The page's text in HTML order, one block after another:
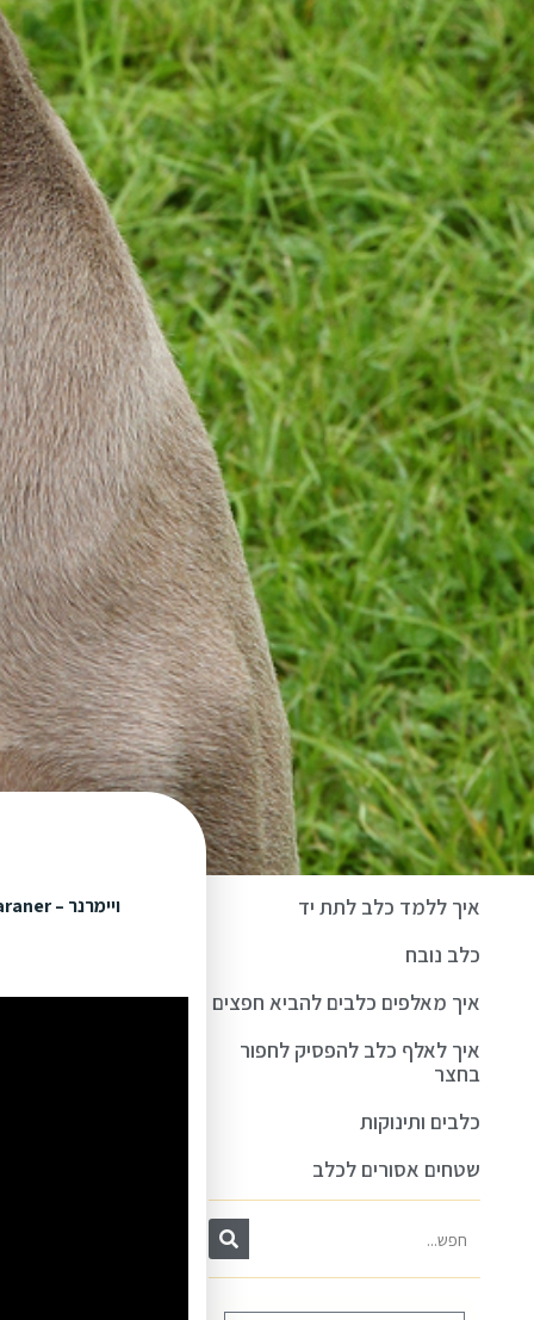
איך ללמד כלב לתת יד
כלב נובח
איך מאלפים כלבים להביא חפצים
איך לאלף כלב להפסיק לחפור
בחצר
כלבים ותינוקות
שטחים אסורים לכלב
ויימרנר – Weimaraner –